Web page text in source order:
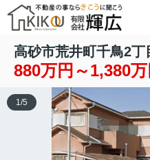
高砂市荒井町千鳥2
880万円～1,380万
1/5